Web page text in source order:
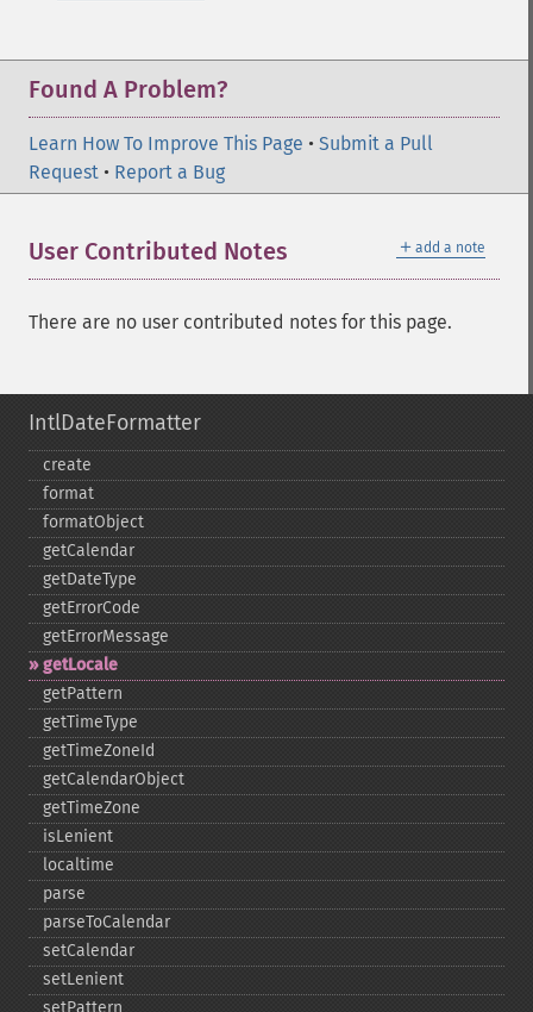
Found A Problem?
Learn How To Improve This Page • Submit a Pull
Request • Report a Bug
＋ add a note
User Contributed Notes
There are no user contributed notes for this page.
IntlDateFormatter
create
format
formatObject
getCalendar
getDateType
getErrorCode
getErrorMessage
getLocale
getPattern
getTimeType
getTimeZoneId
getCalendarObject
getTimeZone
isLenient
localtime
parse
parseToCalendar
setCalendar
setLenient
setPattern